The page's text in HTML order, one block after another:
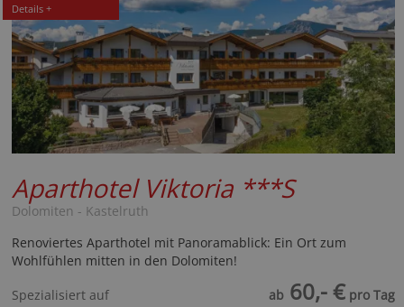
Details +
Aparthotel Viktoria ***S
Dolomiten - Kastelruth
Renoviertes Aparthotel mit Panoramablick: Ein Ort zum
Wohlfühlen mitten in den Dolomiten!
Spezialisiert auf
ab 60,- € pro Tag